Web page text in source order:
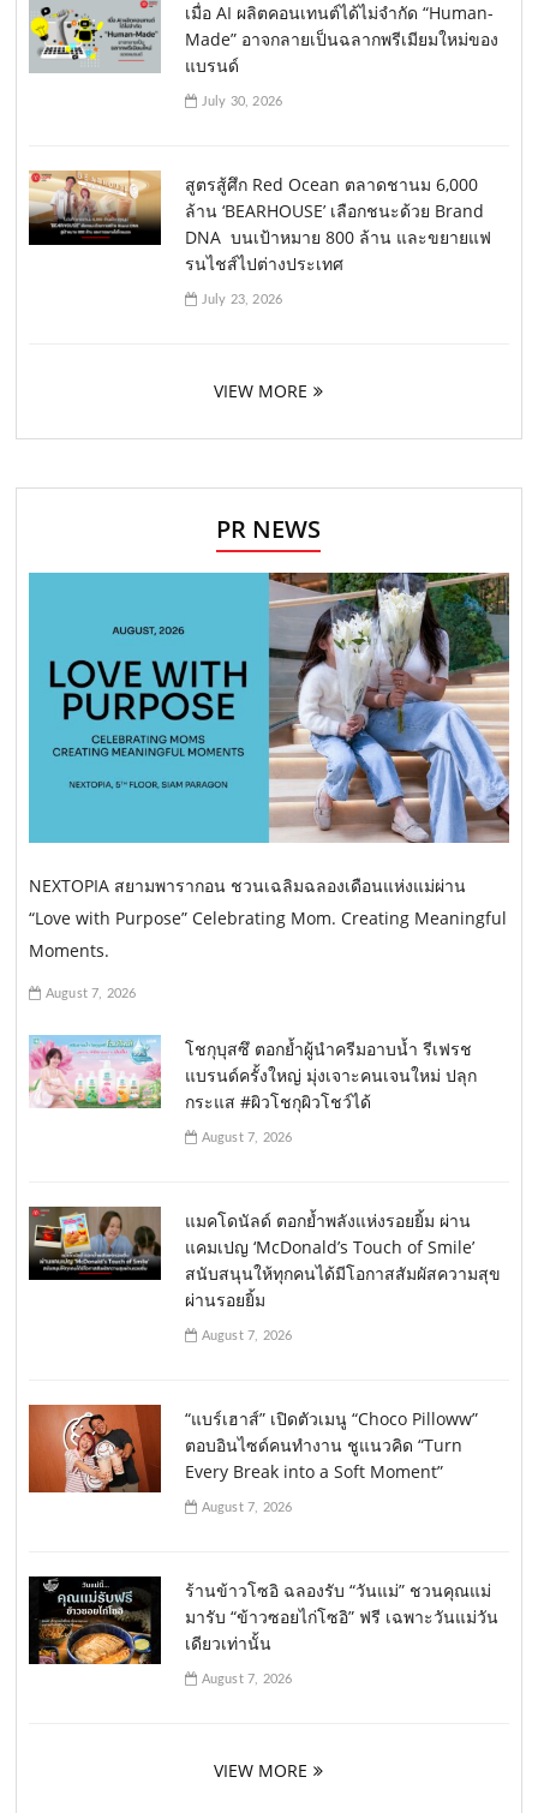
เมื่อ AI ผลิตคอนเทนต์ได้ไม่จำกัด “Human-
Made” อาจกลายเป็นฉลากพรีเมียมใหม่ของ
แบรนด์
July 30, 2026
สูตรสู้ศึก Red Ocean ตลาดชานม 6,000
ล้าน ‘BEARHOUSE’ เลือกชนะด้วย Brand
DNA บนเป้าหมาย 800 ล้าน และขยายแฟ
รนไชส์ไปต่างประเทศ
July 23, 2026
VIEW MORE
PR NEWS
NEXTOPIA สยามพารากอน ชวนเฉลิมฉลองเดือนแห่งแม่ผ่าน
“Love with Purpose” Celebrating Mom. Creating Meaningful
Moments.
August 7, 2026
โชกุบุสซึ ตอกย้ำผู้นำครีมอาบน้ำ รีเฟรช
แบรนด์ครั้งใหญ่ มุ่งเจาะคนเจนใหม่ ปลุก
กระแส #ผิวโชกุผิวโชว์ได้
August 7, 2026
แมคโดนัลด์ ตอกย้ำพลังแห่งรอยยิ้ม ผ่าน
แคมเปญ ‘McDonald’s Touch of Smile’
สนับสนุนให้ทุกคนได้มีโอกาสสัมผัสความสุข
ผ่านรอยยิ้ม
August 7, 2026
“แบร์เฮาส์” เปิดตัวเมนู “Choco Pilloww”
ตอบอินไซด์คนทำงาน ชูแนวคิด “Turn
Every Break into a Soft Moment”
August 7, 2026
ร้านข้าวโซอิ ฉลองรับ “วันแม่” ชวนคุณแม่
มารับ “ข้าวซอยไก่โซอิ” ฟรี เฉพาะวันแม่วัน
เดียวเท่านั้น
August 7, 2026
VIEW MORE